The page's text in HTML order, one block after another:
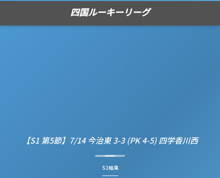
四国ルーキーリーグ
【S1 第5節】7/14 今治東 3-3 (PK 4-5) 四学香川西
S1結果